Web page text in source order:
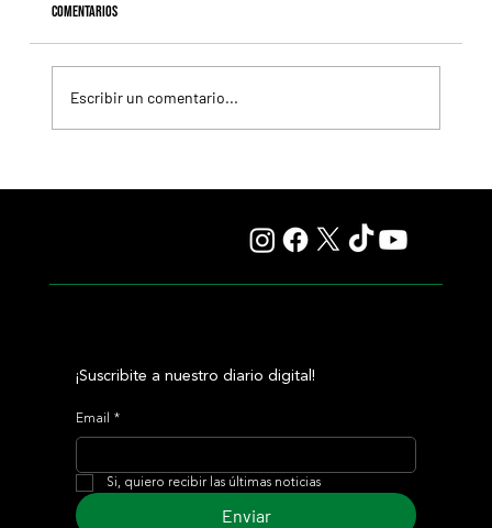
Comentarios
Escribir un comentario...
¡Suscribite a nuestro diario digital!
Email *
Si, quiero recibir las últimas noticias
Enviar